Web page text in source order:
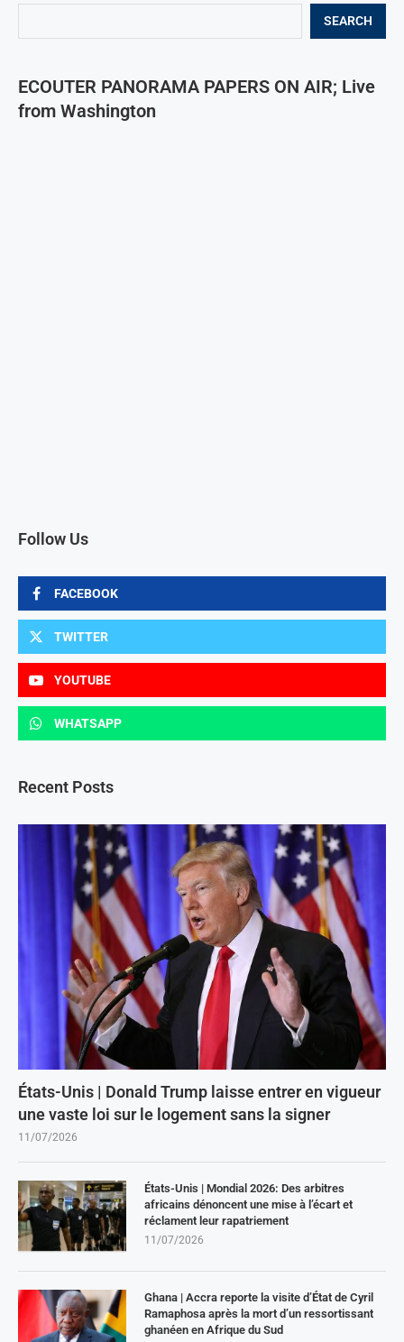
SEARCH
ECOUTER PANORAMA PAPERS ON AIR; Live
from Washington
Follow Us
FACEBOOK
TWITTER
YOUTUBE
WHATSAPP
Recent Posts
États-Unis | Donald Trump laisse entrer en vigueur
une vaste loi sur le logement sans la signer
11/07/2026
États-Unis | Mondial 2026: Des arbitres
africains dénoncent une mise à l’écart et
réclament leur rapatriement
11/07/2026
Ghana | Accra reporte la visite d’État de Cyril
Ramaphosa après la mort d’un ressortissant
ghanéen en Afrique du Sud